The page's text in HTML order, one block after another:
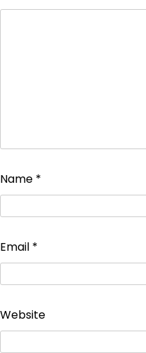
Name *
Email *
Website